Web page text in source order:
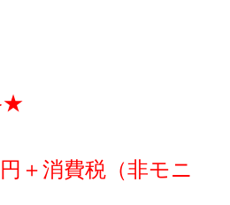
★
＋消費税（非モニ